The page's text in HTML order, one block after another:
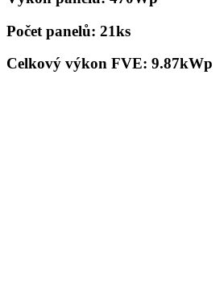
Počet panelů: 21ks
Celkový výkon FVE: 9.87kWp